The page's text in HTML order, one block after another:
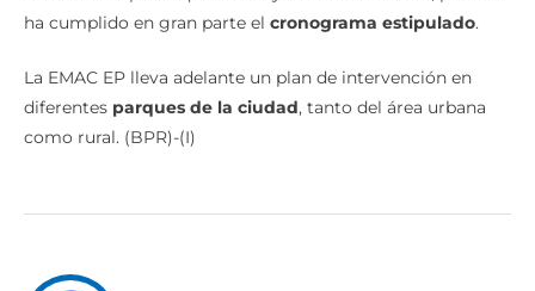
ha cumplido en gran parte el cronograma estipulado.
La EMAC EP lleva adelante un plan de intervención en
diferentes parques de la ciudad, tanto del área urbana
como rural. (BPR)-(I)